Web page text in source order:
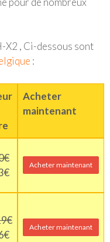
X2 , Ci-dessous sont
:
Acheter
maintenant
Acheter maintenant
Acheter maintenant